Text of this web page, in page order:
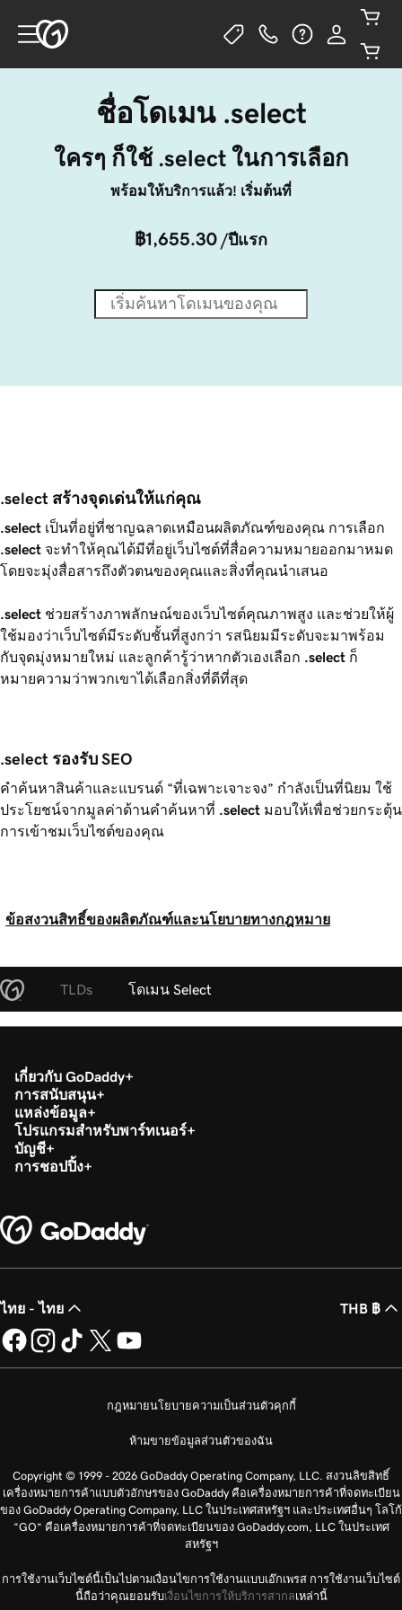
ชื่อโดเมน .select
ใครๆ ก็ใช้ .select ในการเลือก
พร้อมให้บริการแล้ว! เริ่มต้นที่
฿1,655.30 /ปีแรก
.select สร้างจุดเด่นให้แก่คุณ
.select เป็นที่อยู่ที่ชาญฉลาดเหมือนผลิตภัณฑ์ของคุณ การเลือก
.select จะทำให้คุณได้มีที่อยู่เว็บไซต์ที่สื่อความหมายออกมาหมด
โดยจะมุ่งสื่อสารถึงตัวตนของคุณและสิ่งที่คุณนำเสนอ
.select ช่วยสร้างภาพลักษณ์ของเว็บไซต์คุณภาพสูง และช่วยให้ผู้
ใช้มองว่าเว็บไซต์มีระดับชั้นที่สูงกว่า รสนิยมมีระดับจะมาพร้อม
กับจุดมุ่งหมายใหม่ และลูกค้ารู้ว่าหากตัวเองเลือก .select ก็
หมายความว่าพวกเขาได้เลือกสิ่งที่ดีที่สุด
.select รองรับ SEO
คำค้นหาสินค้าและแบรนด์ “ที่เฉพาะเจาะจง” กำลังเป็นที่นิยม ใช้
ประโยชน์จากมูลค่าด้านคำค้นหาที่ .select มอบให้เพื่อช่วยกระตุ้น
การเข้าชมเว็บไซต์ของคุณ
ข้อสงวนสิทธิ์ของผลิตภัณฑ์และนโยบายทางกฎหมาย
TLDs โดเมน Select
เกี่ยวกับ GoDaddy
การสนับสนุน
แหล่งข้อมูล
โปรแกรมสำหรับพาร์ทเนอร์
บัญชี
การชอปปิ้ง
ไทย - ไทย THB ฿
กฎหมายนโยบายความเป็นส่วนตัวคุกกี้
ห้ามขายข้อมูลส่วนตัวของฉัน
Copyright © 1999 - 2026 GoDaddy Operating Company, LLC. สงวนลิขสิทธิ์
เครื่องหมายการค้าแบบตัวอักษรของ GoDaddy คือเครื่องหมายการค้าที่จดทะเบียน
ของ GoDaddy Operating Company, LLC ในประเทศสหรัฐฯ และประเทศอื่นๆ โลโก้
“GO” คือเครื่องหมายการค้าที่จดทะเบียนของ GoDaddy.com, LLC ในประเทศ
สหรัฐฯ
การใช้งานเว็บไซต์นี้เป็นไปตามเงื่อนไขการใช้งานแบบเอ๊กเพรส การใช้งานเว็บไซต์
นี้ถือว่าคุณยอมรับเงื่อนไขการให้บริการสากลเหล่านี้